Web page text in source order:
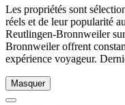
Les propriétés sont
réels et de leur popularité
Reutlingen-Bronnweiler
Bronnweiler offrent
expérience voyageur.
Masquer